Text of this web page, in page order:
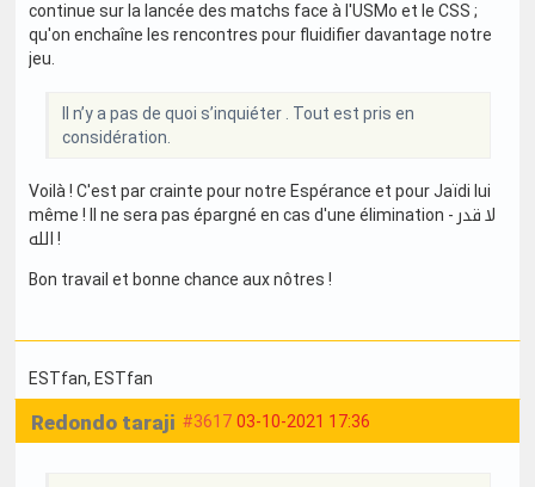
continue sur la lancée des matchs face à l'USMo et le CSS ;
qu'on enchaîne les rencontres pour fluidifier davantage notre
jeu.
Il n’y a pas de quoi s’inquiéter . Tout est pris en
considération.
Voilà ! C'est par crainte pour notre Espérance et pour Jaïdi lui
même ! Il ne sera pas épargné en cas d'une élimination - لا قدر
الله !
Bon travail et bonne chance aux nôtres !
ESTfan, ESTfan
#3617 03-10-2021 17:36
Redondo taraji